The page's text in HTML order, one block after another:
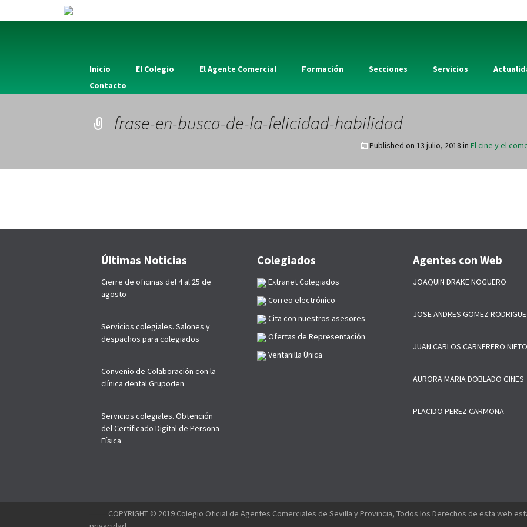
Inicio El Colegio El Agente Comercial Formación Secciones Servicios
Contacto
frase-en-busca-de-la-felicidad-habilidad
Published on 13 julio, 2018 in El cine y el
Últimas Noticias
Cierre de oficinas del 4 al 25 de
agosto
Servicios colegiales. Salones y
despachos para colegiados
Convenio de Colaboración con la
clínica dental Grupoden
Servicios colegiales. Obtención
del Certificado Digital de Persona
Física
Colegiados
Extranet Colegiados
Correo electrónico
Cita con nuestros asesores
Ofertas de Representación
Ventanilla Única
Agentes con Web
JOAQUIN DRAKE NOGUERO
JOSE ANDRES GOMEZ
JUAN CARLOS CARNERERO NIETO
AURORA MARIA DOBLADO GINES
PLACIDO PEREZ CARMONA
COPYRIGHT © 2019 Colegio Oficial de Agentes Comerciales de Sevilla y Provincia, Todos los Derechos de esta web